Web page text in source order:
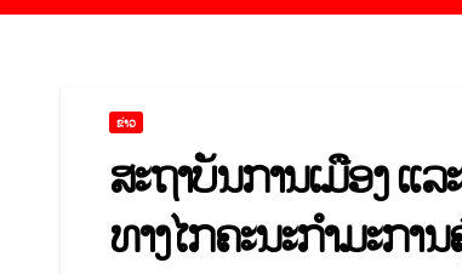
ຂ່າວ
ສະຖາບັນການເມືອງ ແ
ທາງໄກຄະນະກໍາມະກາ